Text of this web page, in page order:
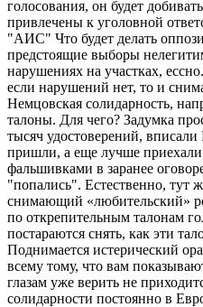
голосования, он будет
привлечены к уголовной
"АИС" Что будет делать
предстоящие выборы
нарушениях на участках,
если нарушений нет, то и
Немцовская солидарность,
талоны. Для чего? Задумка
тысяч удостоверений,
пришли, а еще лучше приехали
фальшивками в заранее
"попались". Естественно, тут
снимающий «любительский»
по открепительным талонам
постараются снять, как эти
Поднимается истерический
всему тому, что вам
глазам уже верить не
солидарности постоянно в